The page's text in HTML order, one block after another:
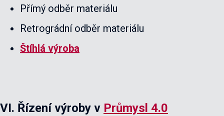
Přímý odběr materiálu
Retrográdní odběr materiálu
Štíhlá výroba
VI. Řízení výroby v Průmysl 4.0